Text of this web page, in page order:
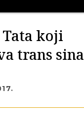
Tata koji
trans sina